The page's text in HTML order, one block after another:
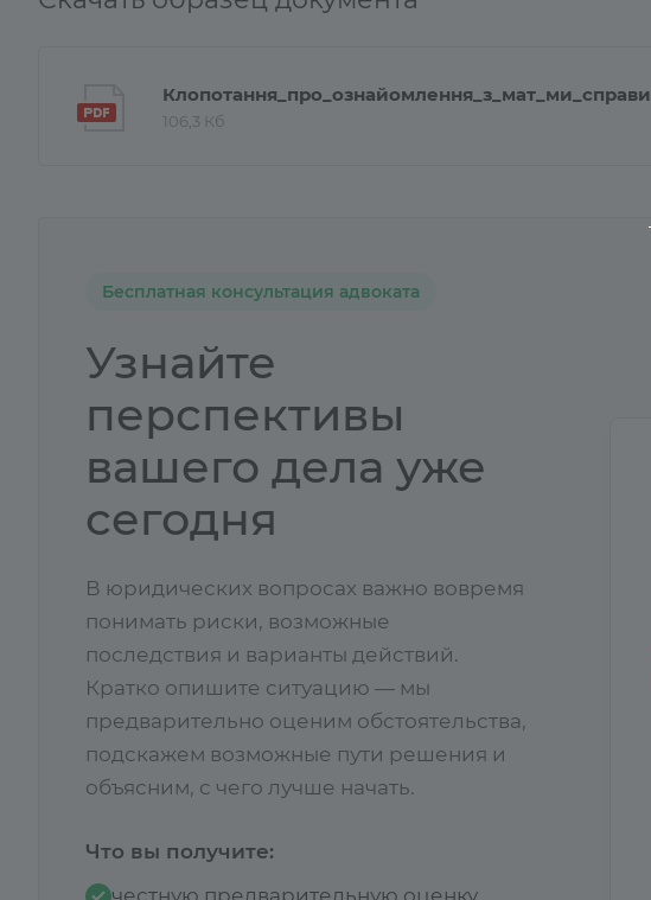
Клопотання_про_ознайомлення_з_мат_ми_справи
106,3 Кб
Бесплатная консультация адвоката
Узнайте
перспективы
вашего дела уже
сегодня
В юридических вопросах важно вовремя
понимать риски, возможные
последствия и варианты действий.
Кратко опишите ситуацию — мы
предварительно оценим обстоятельства,
подскажем возможные пути решения и
объясним, с чего лучше начать.
Что вы получите:
честную предварительную оценку